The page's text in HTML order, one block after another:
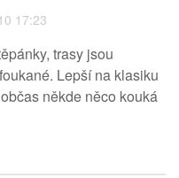
17:23
trasy jsou
Lepší na klasiku
někde něco kouká